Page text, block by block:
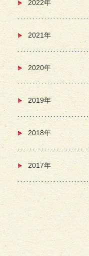
2022年
2021年
2020年
2019年
2018年
2017年